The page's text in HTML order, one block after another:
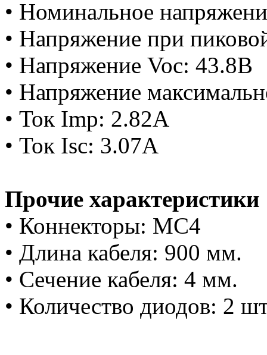
• Номинальное
• Напряжение при
• Напряжение Voc: 43.8В
• Напряжение
• Ток Imp: 2.82А
• Ток Isc: 3.07А
Прочие характеристики
• Коннекторы: MC4
• Длина кабеля: 900 мм.
• Сечение кабеля: 4 мм.
• Количество диодов: 2